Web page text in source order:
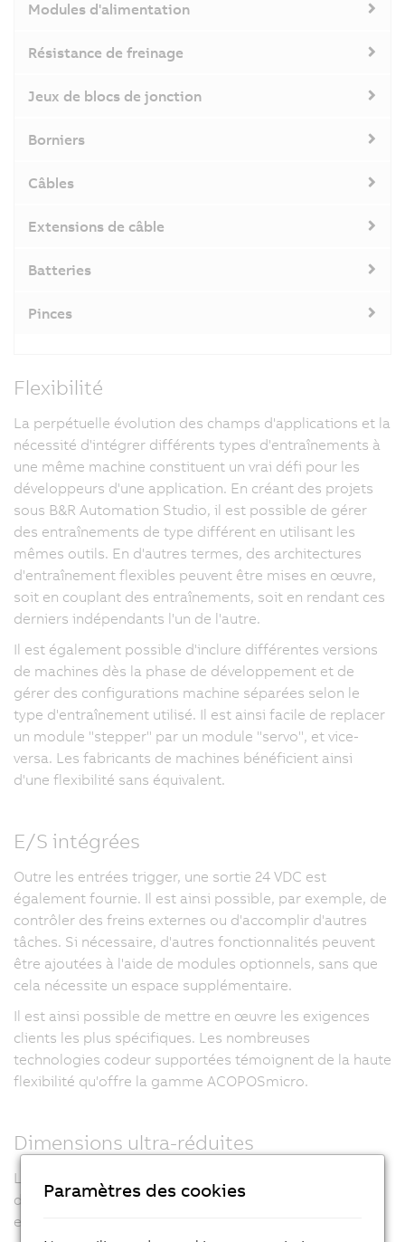
Modules d'alimentation
Résistance de freinage
Jeux de blocs de jonction
Borniers
Câbles
Extensions de câble
Batteries
Pinces
Flexibilité
La perpétuelle évolution des champs d'applications et la
nécessité d'intégrer différents types d'entraînements à
une même machine constituent un vrai défi pour les
développeurs d'une application. En créant des projets
sous B&R Automation Studio, il est possible de gérer
des entraînements de type différent en utilisant les
mêmes outils. En d'autres termes, des architectures
d'entraînement flexibles peuvent être mises en œuvre,
soit en couplant des entraînements, soit en rendant ces
derniers indépendants l'un de l'autre.
Il est également possible d'inclure différentes versions
de machines dès la phase de développement et de
gérer des configurations machine séparées selon le
type d'entraînement utilisé. Il est ainsi facile de replacer
un module "stepper" par un module "servo", et vice-
versa. Les fabricants de machines bénéficient ainsi
d'une flexibilité sans équivalent.
E/S intégrées
Outre les entrées trigger, une sortie 24 VDC est
également fournie. Il est ainsi possible, par exemple, de
contrôler des freins externes ou d'accomplir d'autres
tâches. Si nécessaire, d'autres fonctionnalités peuvent
être ajoutées à l'aide de modules optionnels, sans que
cela nécessite un espace supplémentaire.
Il est ainsi possible de mettre en œuvre les exigences
clients les plus spécifiques. Les nombreuses
technologies codeur supportées témoignent de la haute
flexibilité qu'offre la gamme ACOPOSmicro.
Dimensions ultra-réduites
Les modèles à deux axes démontre à quel point le
design est compact. L'ACOPOSmicro a un
encombrement inférieur à
Paramètres des cookies